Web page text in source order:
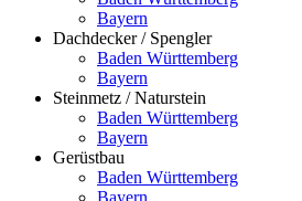
Bayern
Dachdecker / Spengler
Baden Württemberg
Bayern
Steinmetz / Naturstein
Baden Württemberg
Bayern
Gerüstbau
Baden Württemberg
Bayern